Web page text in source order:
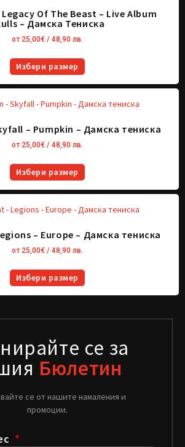
Of The Beast – Live Album
– Дамска Тениска
от 25,00€ / 48,90 лв.
Избери размер
– Pumpkin – Дамска тениска
от 25,00€ / 48,90 лв.
Избери размер
– Europe – Дамска тениска
от 25,00€ / 48,90 лв.
Избери размер
се за
Бюлетин
се от нашите намаления и
промоции.